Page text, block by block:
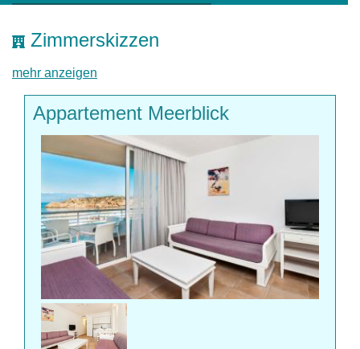
Zimmerskizzen
mehr anzeigen
Appartement Meerblick